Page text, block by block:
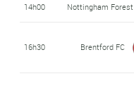
14h00 Nottingham Forest
16h30 Brentford FC